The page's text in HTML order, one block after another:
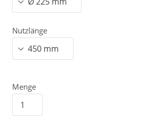
Nutzlänge
Menge